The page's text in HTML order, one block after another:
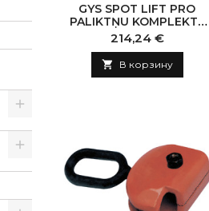
GYS SPOT LIFT PRO
PALIKTŅU KOMPLEKTS
2GB (4X4)
Цена
214,24 €
 В корзину